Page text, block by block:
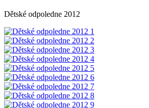
Dětské odpoledne 2012